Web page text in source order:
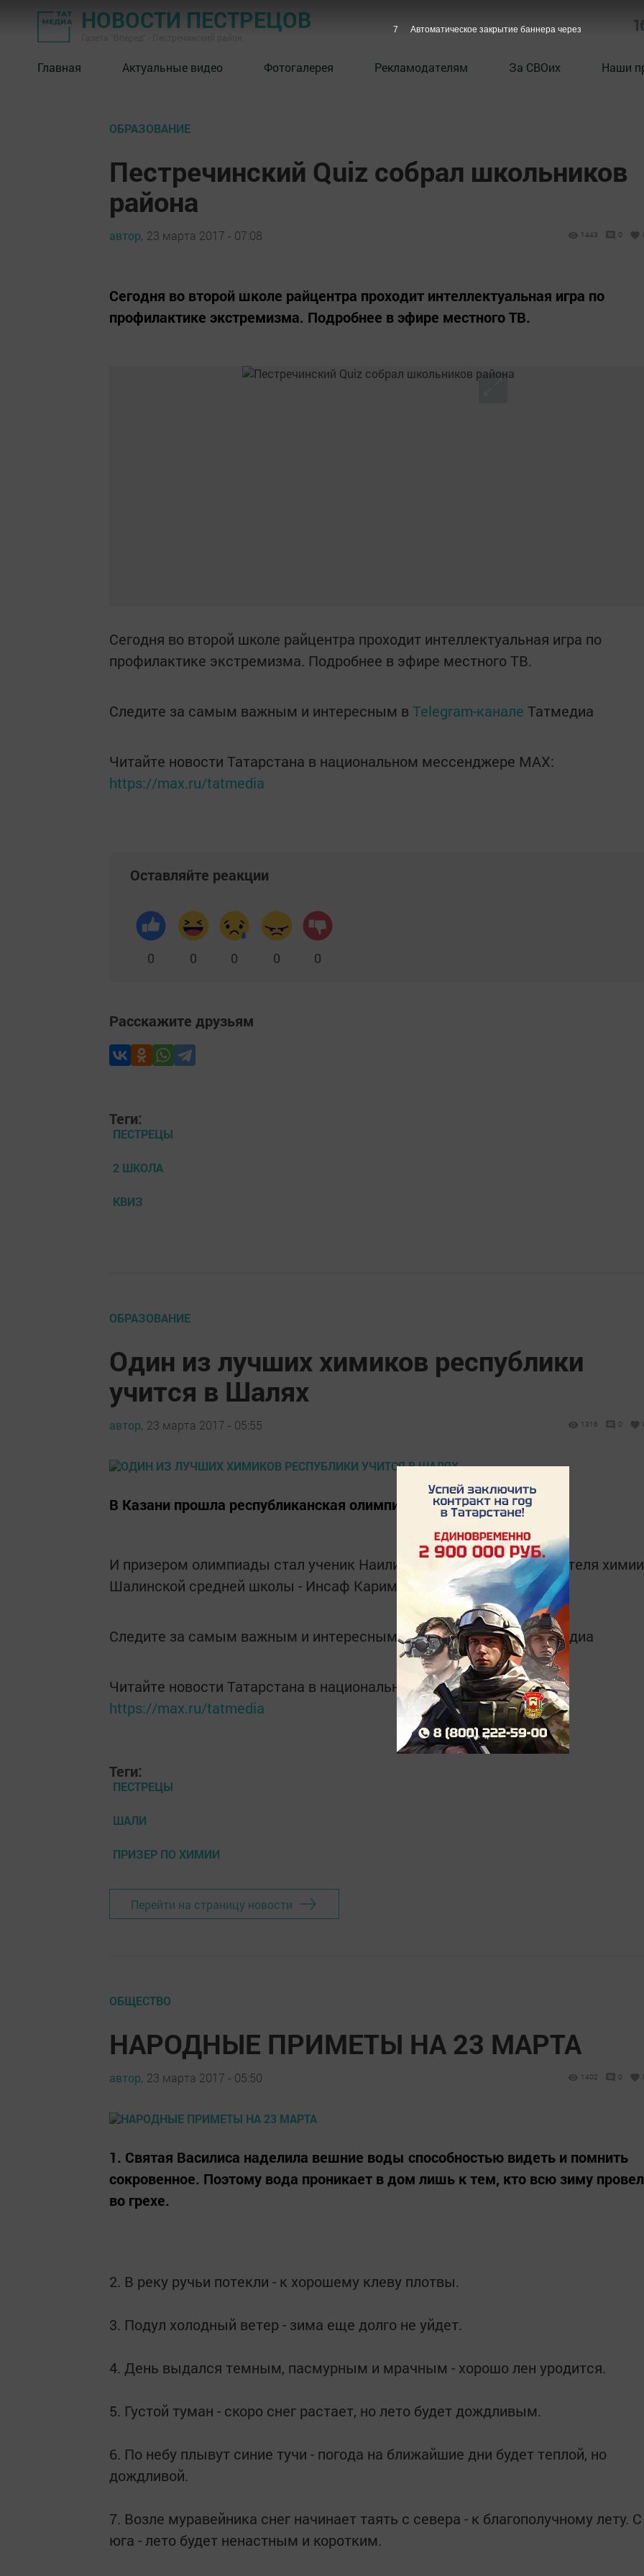
НОВОСТИ ПЕСТРЕЦОВ
Главная Актуальные видео Фотогалерея Рекламодателям За СВОих Наши
ОБРАЗОВАНИЕ
Пестречинский Quiz собрал школьников
района
автор, 23 марта 2017 - 07:08 1443 0
Сегодня во второй школе райцентра проходит интеллектуальная игра по
профилактике экстремизма. Подробнее в эфире местного ТВ.
Сегодня во второй школе райцентра проходит интеллектуальная игра по
профилактике экстремизма. Подробнее в эфире местного ТВ.
Следите за самым важным и интересным в Telegram-канале Татмедиа
Читайте новости Татарстана в национальном мессенджере MАХ:
https://max.ru/tatmedia
Оставляйте реакции
0 0 0 0 0
Расскажите друзьям
Теги:
ПЕСТРЕЦЫ
2 ШКОЛА
КВИЗ
ОБРАЗОВАНИЕ
Один из лучших химиков республики
учится в Шалях
автор, 23 марта 2017 - 05:55 1316 0
В Казани прошла республиканская олимпиада по химии.
И призером олимпиады стал ученик Наили Залялиевой - преподавателя химии
Шалинской средней школы - Инсаф Каримов.
Следите за самым важным и интересным вTelegram-каналеТатмедиа
Читайте новости Татарстана в национальном мессенджере MАХ:
https://max.ru/tatmedia
Теги:
ПЕСТРЕЦЫ
ШАЛИ
ПРИЗЕР ПО ХИМИИ
Перейти на страницу новости
ОБЩЕСТВО
НАРОДНЫЕ ПРИМЕТЫ НА 23 МАРТА
автор, 23 марта 2017 - 05:50 1402 0
1. Святая Василиса наделила вешние воды способностью видеть и помнить
сокровенное. Поэтому вода проникает в дом лишь к тем, кто всю зиму провел
во грехе.
2. В реку ручьи потекли - к хорошему клеву плотвы.
3. Подул холодный ветер - зима еще долго не уйдет.
4. День выдался темным, пасмурным и мрачным - хорошо лен уродится.
5. Густой туман - скоро снег растает, но лето будет дождливым.
6. По небу плывут синие тучи - погода на ближайшие дни будет теплой, но
дождливой.
7. Возле муравейника снег начинает таять с севера - к благополучному лету. С
юга - лето будет ненастным и коротким.
6 Автоматическое закрытие баннера через